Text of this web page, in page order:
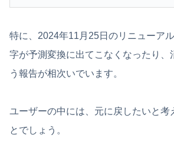
特に、2024年11月25日のリニューア
字が予測変換に出てこなくなったり、
う報告が相次いでいます。
ユーザーの中には、元に戻したいと考
とでしょう。